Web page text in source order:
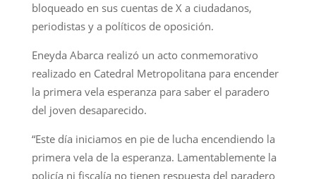
bloqueado en sus cuentas de X a ciudadanos,
periodistas y a políticos de oposición.
Eneyda Abarca realizó un acto conmemorativo
realizado en Catedral Metropolitana para encender
la primera vela esperanza para saber el paradero
del joven desaparecido.
“Este día iniciamos en pie de lucha encendiendo la
primera vela de la esperanza. Lamentablemente la
policía ni fiscalía no tienen respuesta del paradero